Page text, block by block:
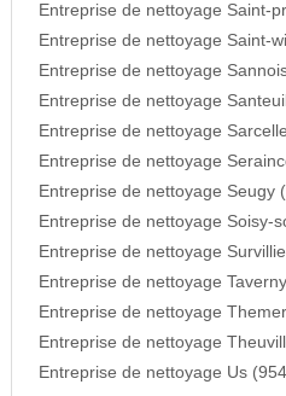
Entreprise de nettoyage Saint-
Entreprise de nettoyage Saint-
Entreprise de nettoyage
Entreprise de nettoyage
Entreprise de nettoyage
Entreprise de nettoyage
Entreprise de nettoyage Seugy
Entreprise de nettoyage Soisy-
Entreprise de nettoyage
Entreprise de nettoyage
Entreprise de nettoyage
Entreprise de nettoyage
Entreprise de nettoyage Us